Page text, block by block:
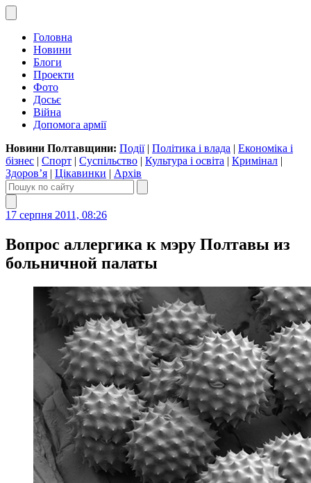
Головна
Новини
Блоги
Проекти
Фото
Досьє
Війна
Допомога армії
Новини Полтавщини: Події| Політика і влада | Економіка і
бізнес | Спорт | Суспільство | Культура і освіта | Кримінал |
Здоров’я | Цікавинки | Архів
17 серпня 2011, 08:26
Вопрос аллергика к мэру Полтавы из
больничной палаты